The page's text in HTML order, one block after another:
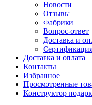
Новости
Отзывы
Фабрики
Вопрос-ответ
Доставка и
Сертификация
Доставка и оплата
Контакты
Избранное
Просмотренные
Конструктор